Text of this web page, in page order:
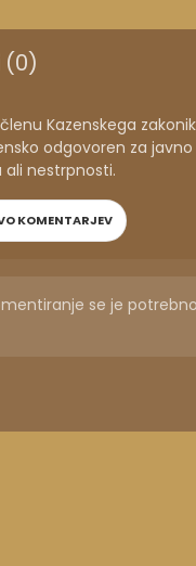
(0)
Kazenskega
odgovoren za
ali nestrpnosti.
KOMENTARJEV